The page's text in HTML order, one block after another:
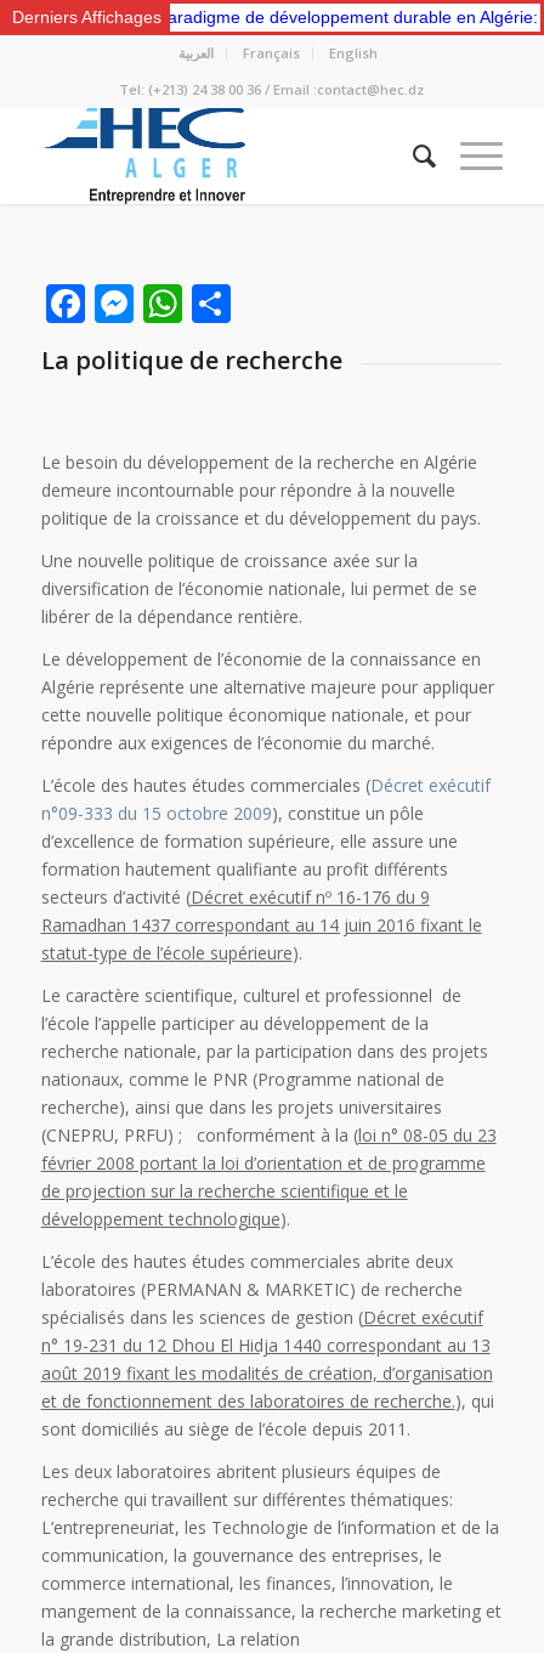
Derniers Affichages
un nouveau paradigme de développement durable en Algérie:
العربية Français
English
Tel: (+213) 24 38 00 36 / Email :contact@hec.dz
Facebook
Messenger
WhatsApp
Partager
La politique de recherche
Le besoin du développement de la recherche en Algérie
demeure incontournable pour répondre à la nouvelle
politique de la croissance et du développement du pays.
Une nouvelle politique de croissance axée sur la
diversification de l’économie nationale, lui permet de se
libérer de la dépendance rentière.
Le développement de l’économie de la connaissance en
Algérie représente une alternative majeure pour appliquer
cette nouvelle politique économique nationale, et pour
répondre aux exigences de l’économie du marché.
L’école des hautes études commerciales (Décret exécutif
n°09-333 du 15 octobre 2009), constitue un pôle
d’excellence de formation supérieure, elle assure une
formation hautement qualifiante au profit différents
secteurs d’activité (Décret exécutif nº 16-176 du 9
Ramadhan 1437 correspondant au 14 juin 2016 fixant le
statut-type de l’école supérieure).
Le caractère scientifique, culturel et professionnel de
l’école l’appelle participer au développement de la
recherche nationale, par la participation dans des projets
nationaux, comme le PNR (Programme national de
recherche), ainsi que dans les projets universitaires
(CNEPRU, PRFU) ; conformément à la (loi n° 08-05 du 23
février 2008 portant la loi d’orientation et de programme
de projection sur la recherche scientifique et le
développement technologique).
L’école des hautes études commerciales abrite deux
laboratoires (PERMANAN & MARKETIC) de recherche
spécialisés dans les sciences de gestion (Décret exécutif
n° 19-231 du 12 Dhou El Hidja 1440 correspondant au 13
août 2019 fixant les modalités de création, d’organisation
et de fonctionnement des laboratoires de recherche.), qui
sont domiciliés au siège de l’école depuis 2011.
Les deux laboratoires abritent plusieurs équipes de
recherche qui travaillent sur différentes thématiques:
L’entrepreneuriat, les Technologie de l’information et de la
communication, la gouvernance des entreprises, le
commerce international, les finances, l’innovation, le
mangement de la connaissance, la recherche marketing et
la grande distribution, La relation